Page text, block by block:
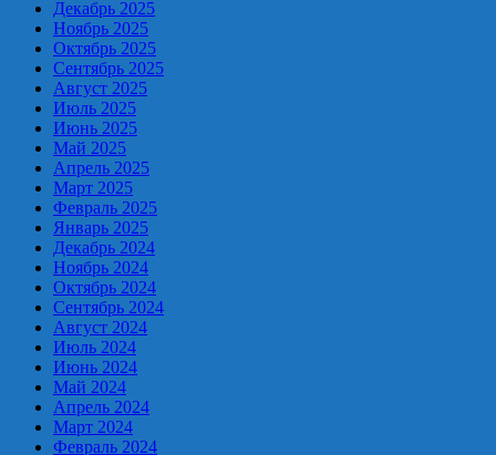
Декабрь 2025
Ноябрь 2025
Октябрь 2025
Сентябрь 2025
Август 2025
Июль 2025
Июнь 2025
Май 2025
Апрель 2025
Март 2025
Февраль 2025
Январь 2025
Декабрь 2024
Ноябрь 2024
Октябрь 2024
Сентябрь 2024
Август 2024
Июль 2024
Июнь 2024
Май 2024
Апрель 2024
Март 2024
Февраль 2024